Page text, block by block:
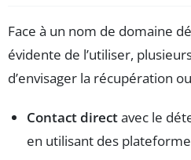
Face à un nom de domaine
évidente de l’utiliser,
d’envisager la récupération
Contact directavec le
en utilisant des